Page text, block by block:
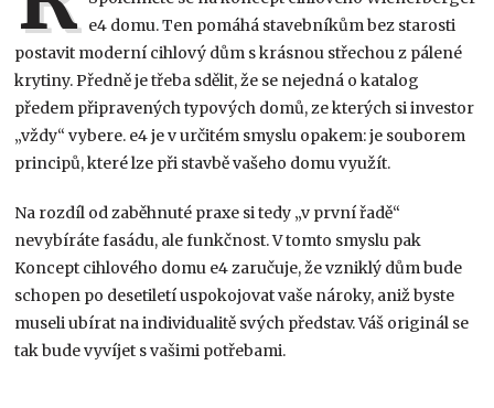
e4 domu. Ten pomáhá stavebníkům bez starosti
postavit moderní cihlový dům s krásnou střechou z pálené
krytiny. Předně je třeba sdělit, že se nejedná o katalog
předem připravených typových domů, ze kterých si investor
„vždy“ vybere. e4 je v určitém smyslu opakem: je souborem
principů, které lze při stavbě vašeho domu využít.
Na rozdíl od zaběhnuté praxe si tedy „v první řadě“
nevybíráte fasádu, ale funkčnost. V tomto smyslu pak
Koncept cihlového domu e4 zaručuje, že vzniklý dům bude
schopen po desetiletí uspokojovat vaše nároky, aniž byste
museli ubírat na individualitě svých představ. Váš originál se
tak bude vyvíjet s vašimi potřebami.